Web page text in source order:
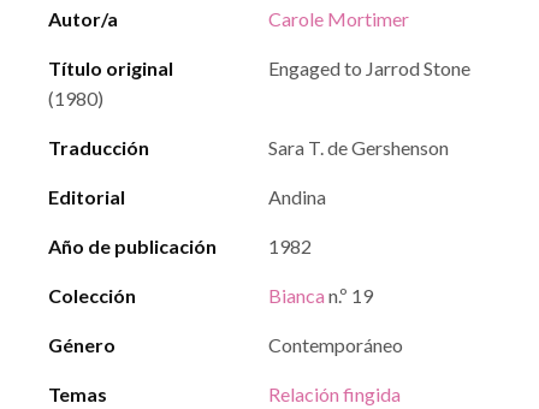
Autor/a Carole Mortimer
Título original
Engaged to Jarrod Stone
(1980)
Traducción Sara T. de Gershenson
Editorial Andina
Año de publicación 1982
Colección Bianca n.º 19
Género Contemporáneo
Temas Relación fingida